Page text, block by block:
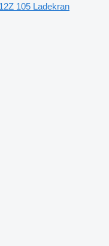
105 Ladekran